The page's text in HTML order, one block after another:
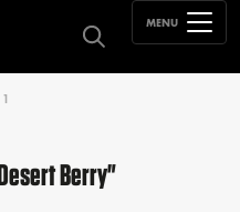
MENU
Berry"